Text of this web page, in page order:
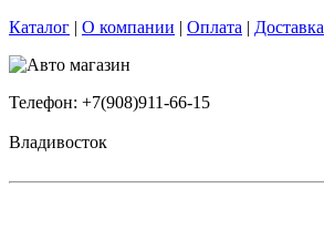
Каталог | О компании | Оплата | Доставка
Телефон: +7(908)911-66-15
Владивосток